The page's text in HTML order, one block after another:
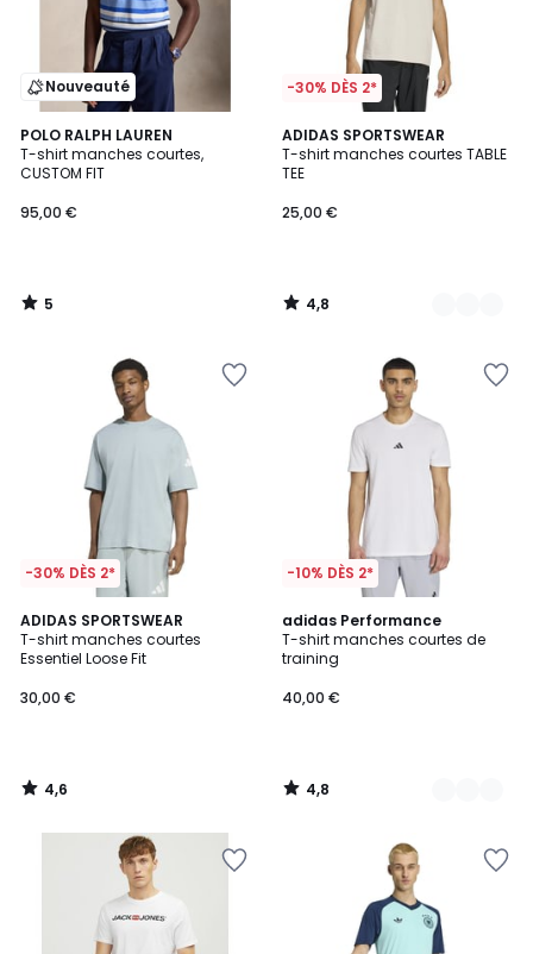
Nouveauté
POLO RALPH LAUREN
T-shirt manches courtes,
CUSTOM FIT
95,00 €
5
/
5
5
/
-30% DÈS 2*
ADIDAS SPORTSWEAR
T-shirt manches courtes TABLE
TEE
25,00 €
4,8
/ 5
2
Couleurs
4,8
/
-30% DÈS 2*
ADIDAS SPORTSWEAR
T-shirt manches courtes
Essentiel Loose Fit
30,00 €
4,6
/ 5
4,6
/
-10% DÈS 2*
adidas Performance
T-shirt manches courtes de
training
40,00 €
4,8
/ 5
2
Couleurs
4,8
/